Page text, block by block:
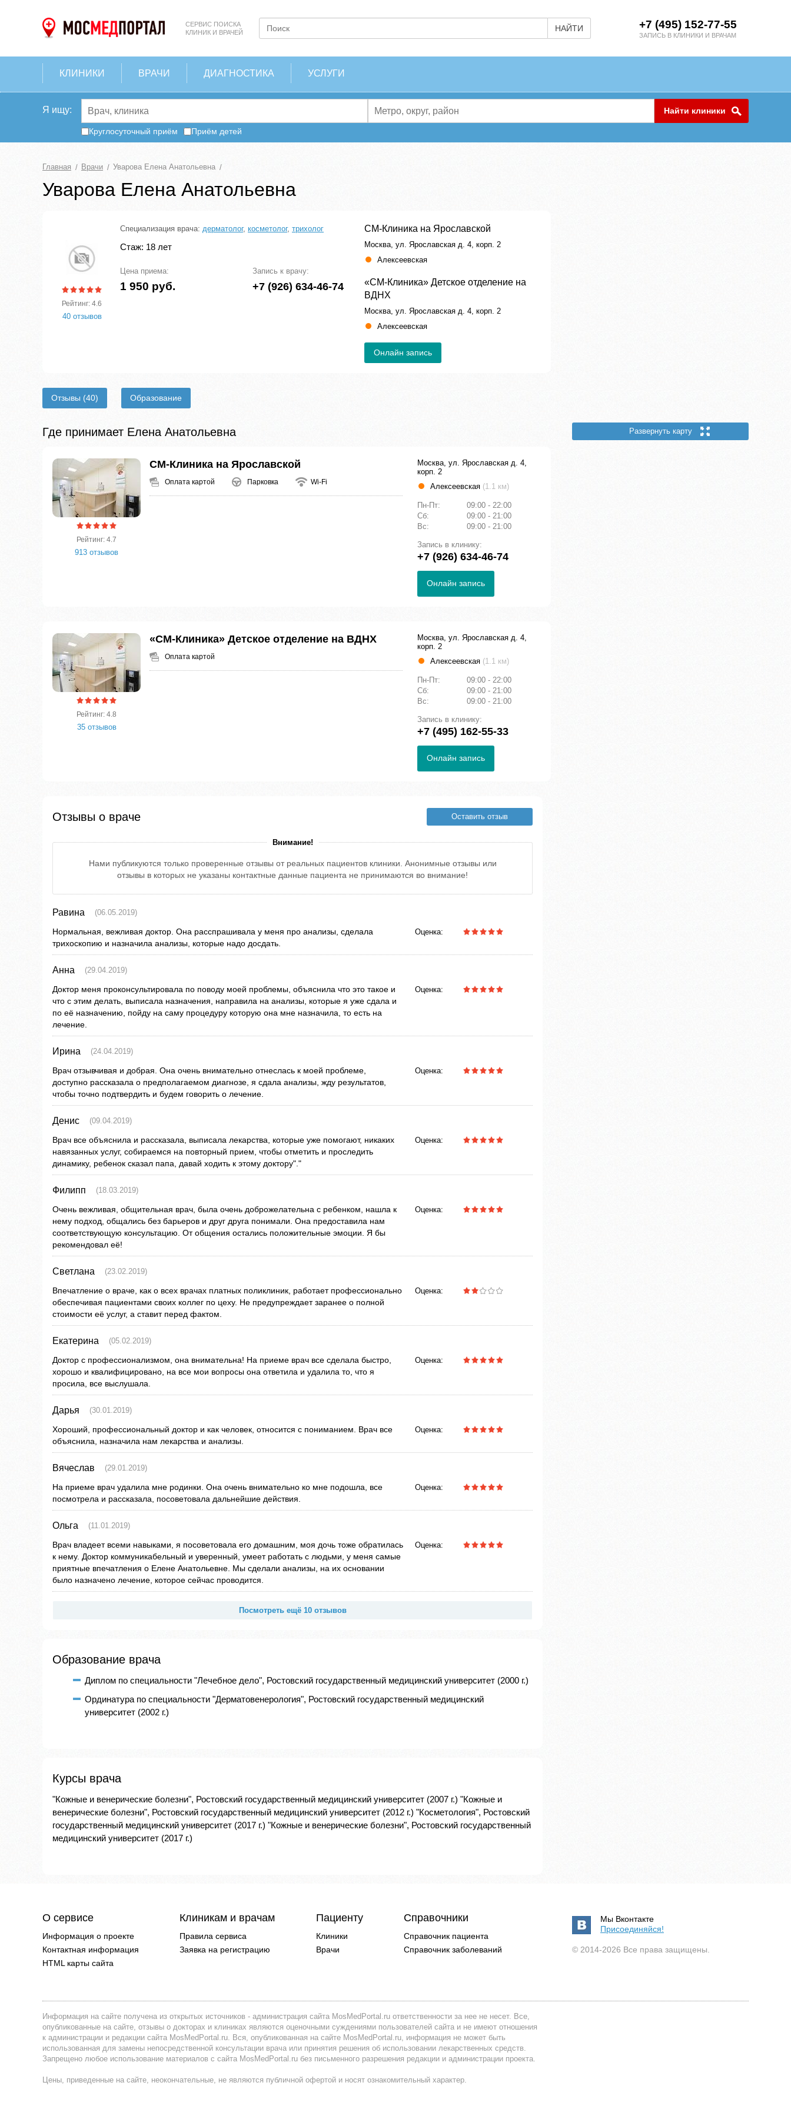
СЕРВИС ПОИСКА
КЛИНИК И ВРАЧЕЙ
НАЙТИ +7 (495) 152-77-55
ЗАПИСЬ В КЛИНИКИ И ВРАЧАМ
КЛИНИКИ ВРАЧИ ДИАГНОСТИКА УСЛУГИ
Я ищу: Найти клиники
Круглосуточный приём Приём детей
Главная Врачи Уварова Елена Анатольевна
Уварова Елена Анатольевна
Рейтинг: 4.6
40 отзывов
Специализация врача: дерматолог, косметолог, трихолог
Стаж: 18 лет
Цена приема:
1 950 руб.
Запись к врачу:
+7 (926) 634-46-74
СМ-Клиника на Ярославской
Москва, ул. Ярославская д. 4, корп. 2
Алексеевская
«СМ-Клиника» Детское отделение на
ВДНХ
Москва, ул. Ярославская д. 4, корп. 2
Алексеевская
Онлайн запись
Отзывы (40) Образование
Где принимает Елена Анатольевна
Рейтинг: 4.7
913 отзывов
СМ-Клиника на Ярославской
Оплата картой Парковка Wi-Fi
Москва, ул. Ярославская д. 4,
корп. 2
Алексеевская (1.1 км)
Пн-Пт:
09:00 - 22:00
Сб:
09:00 - 21:00
Вс:
09:00 - 21:00
Запись в клинику:
+7 (926) 634-46-74
Онлайн запись
Рейтинг: 4.8
35 отзывов
«СМ-Клиника» Детское отделение на ВДНХ
Оплата картой
Москва, ул. Ярославская д. 4,
корп. 2
Алексеевская (1.1 км)
Пн-Пт:
09:00 - 22:00
Сб:
09:00 - 21:00
Вс:
09:00 - 21:00
Запись в клинику:
+7 (495) 162-55-33
Онлайн запись
Отзывы о враче Оставить отзыв
Внимание!
Нами публикуются только проверенные отзывы от реальных пациентов клиники. Анонимные отзывы или
отзывы в которых не указаны контактные данные пациента не принимаются во внимание!
Равина (06.05.2019)
Нормальная, вежливая доктор. Она расспрашивала у меня про анализы, сделала
трихоскопию и назначила анализы, которые надо досдать.
Оценка:
Анна (29.04.2019)
Доктор меня проконсультировала по поводу моей проблемы, объяснила что это такое и
что с этим делать, выписала назначения, направила на анализы, которые я уже сдала и
по её назначению, пойду на саму процедуру которую она мне назначила, то есть на
лечение.
Оценка:
Ирина (24.04.2019)
Врач отзывчивая и добрая. Она очень внимательно отнеслась к моей проблеме,
доступно рассказала о предполагаемом диагнозе, я сдала анализы, жду результатов,
чтобы точно подтвердить и будем говорить о лечение.
Оценка:
Денис (09.04.2019)
Врач все объяснила и рассказала, выписала лекарства, которые уже помогают, никаких
навязанных услуг, собираемся на повторный прием, чтобы отметить и проследить
динамику, ребенок сказал папа, давай ходить к этому доктору"."
Оценка:
Филипп (18.03.2019)
Очень вежливая, общительная врач, была очень доброжелательна с ребенком, нашла к
нему подход, общались без барьеров и друг друга понимали. Она предоставила нам
соответствующую консультацию. От общения остались положительные эмоции. Я бы
рекомендовал её!
Оценка:
Светлана (23.02.2019)
Впечатление о враче, как о всех врачах платных поликлиник, работает профессионально
обеспечивая пациентами своих коллег по цеху. Не предупреждает заранее о полной
стоимости её услуг, а ставит перед фактом.
Оценка:
Екатерина (05.02.2019)
Доктор с профессионализмом, она внимательна! На приеме врач все сделала быстро,
хорошо и квалифицировано, на все мои вопросы она ответила и удалила то, что я
просила, все выслушала.
Оценка:
Дарья (30.01.2019)
Хороший, профессиональный доктор и как человек, относится с пониманием. Врач все
объяснила, назначила нам лекарства и анализы.
Оценка:
Вячеслав (29.01.2019)
На приеме врач удалила мне родинки. Она очень внимательно ко мне подошла, все
посмотрела и рассказала, посоветовала дальнейшие действия.
Оценка:
Ольга (11.01.2019)
Врач владеет всеми навыками, я посоветовала его домашним, моя дочь тоже обратилась
к нему. Доктор коммуникабельный и уверенный, умеет работать с людьми, у меня самые
приятные впечатления о Елене Анатольевне. Мы сделали анализы, на их основании
было назначено лечение, которое сейчас проводится.
Оценка:
Посмотреть ещё 10 отзывов
Образование врача
Диплом по специальности "Лечебное дело", Ростовский государственный медицинский университет (2000 г.)
Ординатура по специальности "Дерматовенерология", Ростовский государственный медицинский
университет (2002 г.)
Курсы врача
"Кожные и венерические болезни", Ростовский государственный медицинский университет (2007 г.) "Кожные и
венерические болезни", Ростовский государственный медицинский университет (2012 г.) "Косметология", Ростовский
государственный медицинский университет (2017 г.) "Кожные и венерические болезни", Ростовский государственный
медицинский университет (2017 г.)
Развернуть карту
О сервисе
Информация о проекте
Контактная информация
HTML карты сайта
Клиникам и врачам
Правила сервиса
Заявка на регистрацию
Пациенту
Клиники
Врачи
Справочники
Справочник пациента
Справочник заболеваний
Мы Вконтакте
Присоединяйся!
© 2014-2026 Все права защищены.
Информация на сайте получена из открытых источников - администрация сайта MosMedPortal.ru ответственности за нее не несет. Все,
опубликованные на сайте, отзывы о докторах и клиниках являются оценочными суждениями пользователей сайта и не имеют отношения
к администрации и редакции сайта MosMedPortal.ru. Вся, опубликованная на сайте MosMedPortal.ru, информация не может быть
использованная для замены непосредственной консультации врача или принятия решения об использовании лекарственных средств.
Запрещено любое использование материалов с сайта MosMedPortal.ru без письменного разрешения редакции и администрации проекта.
Цены, приведенные на сайте, неокончательные, не являются публичной офертой и носят ознакомительный характер.